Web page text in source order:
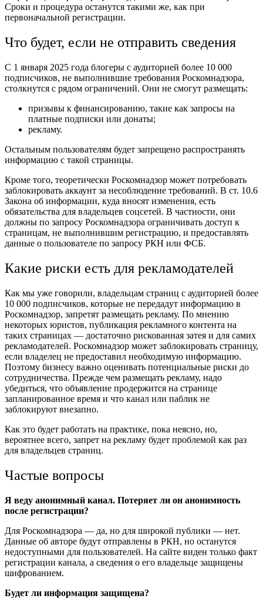
Сроки и процедура останутся такими же, как при
первоначальной регистрации.
Что будет, если не отправить сведения
С 1 января 2025 года блогеры с аудиторией более 10 000
подписчиков, не выполнившие требования Роскомнадзора,
столкнутся с рядом ограничений. Они не смогут размещать:
призывы к финансированию, такие как запросы на
платные подписки или донаты;
рекламу.
Остальным пользователям будет запрещено распространять
информацию с такой страницы.
Кроме того, теоретически Роскомнадзор может потребовать
заблокировать аккаунт за несоблюдение требований. В ст. 10.6
Закона об информации, куда вносят изменения, есть
обязательства для владельцев соцсетей. В частности, они
должны по запросу Роскомнадзора ограничивать доступ к
страницам, не выполнившим регистрацию, и предоставлять
данные о пользователе по запросу РКН или ФСБ.
Какие риски есть для рекламодателей
Как мы уже говорили, владельцам страниц с аудиторией более
10 000 подписчиков, которые не передадут информацию в
Роскомнадзор, запретят размещать рекламу. По мнению
некоторых юристов, публикация рекламного контента на
таких страницах — достаточно рискованная затея и для самих
рекламодателей. Роскомнадзор может заблокировать страницу,
если владелец не предоставил необходимую информацию.
Поэтому бизнесу важно оценивать потенциальные риски до
сотрудничества. Прежде чем размещать рекламу, надо
убедиться, что объявление продержится на странице
запланированное время и что канал или паблик не
заблокируют внезапно.
Как это будет работать на практике, пока неясно, но,
вероятнее всего, запрет на рекламу будет проблемой как раз
для владельцев страниц.
Частые вопросы
Я веду анонимный канал. Потеряет ли он анонимность
после регистрации?
Для Роскомнадзора — да, но для широкой публики — нет.
Данные об авторе будут отправлены в РКН, но останутся
недоступными для пользователей. На сайте виден только факт
регистрации канала, а сведения о его владельце защищены
шифрованием.
Будет ли информация защищена?